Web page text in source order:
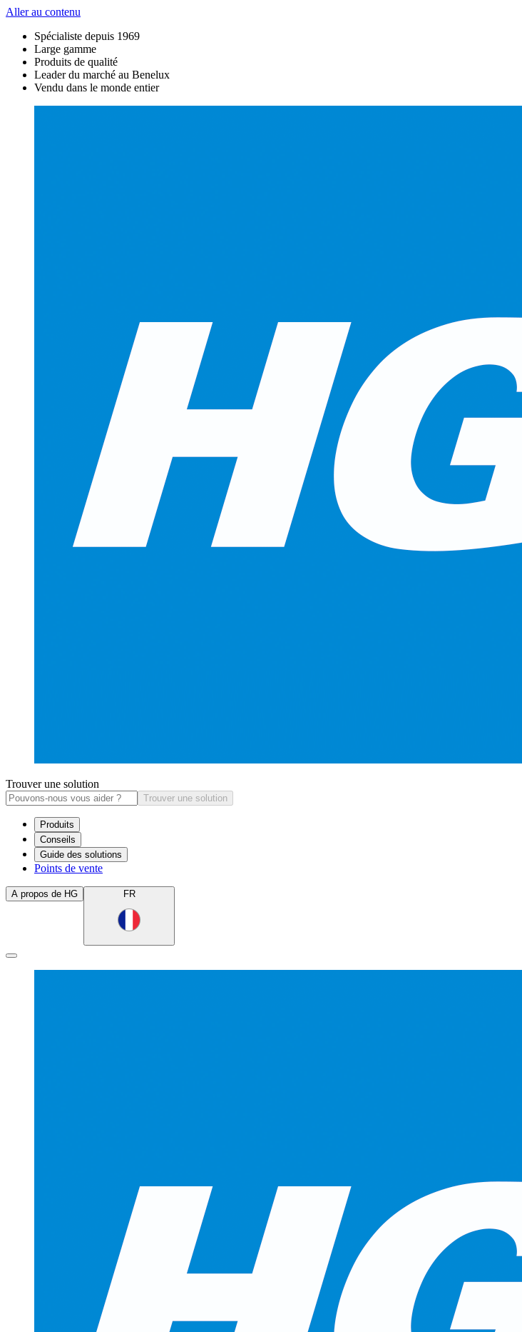
Aller au contenu
Spécialiste depuis 1969
Large gamme
Produits de qualité
Leader du marché au Benelux
Vendu dans le monde entier
Trouver une solution
Trouver une solution
Produits
Conseils
Guide des solutions
Points de vente
A propos de HG FR